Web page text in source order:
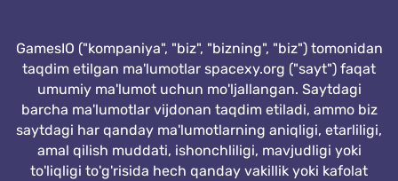
GamesIO ("kompaniya", "biz", "bizning", "biz") tomonidan
taqdim etilgan ma'lumotlar spacexy.org ("sayt") faqat
umumiy ma'lumot uchun mo'ljallangan. Saytdagi
barcha ma'lumotlar vijdonan taqdim etiladi, ammo biz
saytdagi har qanday ma'lumotlarning aniqligi, etarliligi,
amal qilish muddati, ishonchliligi, mavjudligi yoki
to'liqligi to'g'risida hech qanday vakillik yoki kafolat